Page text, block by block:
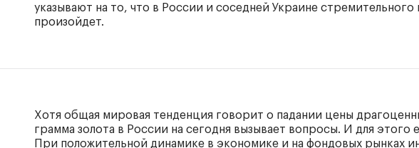
указывают на то, что в России и соседней Украине стремительного
произойдет.
Хотя общая мировая тенденция говорит о падании цены
грамма золота в России на сегодня вызывает вопросы. И для этого
При положительной динамике в экономике и на фондовых рынках